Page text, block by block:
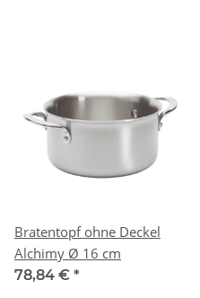
Bratentopf ohne Deckel
Alchimy Ø 16 cm
78,84 € *